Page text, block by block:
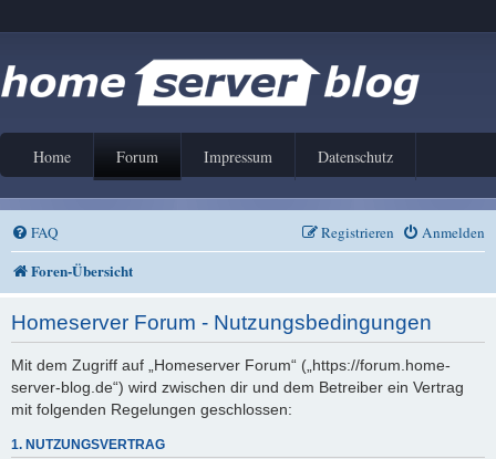
Home Forum Impressum Datenschutz
FAQ Anmelden
Registrieren
Foren-Übersicht
Homeserver Forum - Nutzungsbedingungen
Mit dem Zugriff auf „Homeserver Forum“ („https://forum.home-
server-blog.de“) wird zwischen dir und dem Betreiber ein Vertrag
mit folgenden Regelungen geschlossen:
1. NUTZUNGSVERTRAG